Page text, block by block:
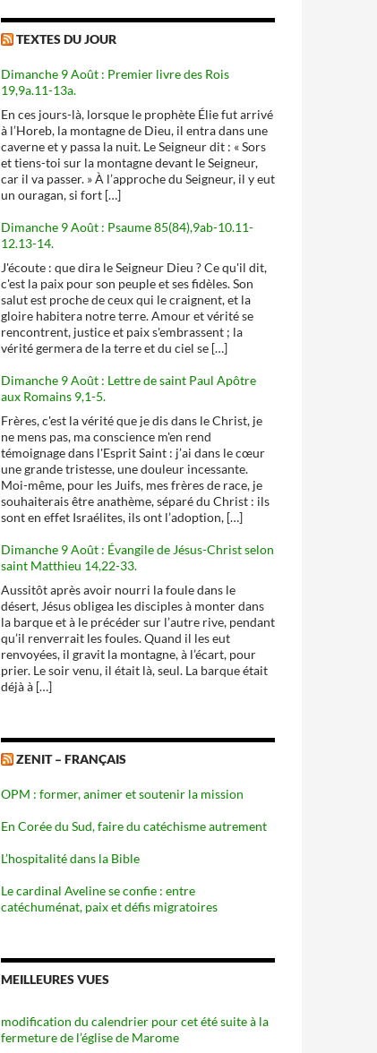
TEXTES DU JOUR
Dimanche 9 Août : Premier livre des Rois
19,9a.11-13a.
En ces jours-là, lorsque le prophète Élie fut arrivé
à l’Horeb, la montagne de Dieu, il entra dans une
caverne et y passa la nuit. Le Seigneur dit : « Sors
et tiens-toi sur la montagne devant le Seigneur,
car il va passer. » À l’approche du Seigneur, il y eut
un ouragan, si fort […]
Dimanche 9 Août : Psaume 85(84),9ab-10.11-
12.13-14.
J'écoute : que dira le Seigneur Dieu ? Ce qu'il dit,
c'est la paix pour son peuple et ses fidèles. Son
salut est proche de ceux qui le craignent, et la
gloire habitera notre terre. Amour et vérité se
rencontrent, justice et paix s'embrassent ; la
vérité germera de la terre et du ciel se […]
Dimanche 9 Août : Lettre de saint Paul Apôtre
aux Romains 9,1-5.
Frères, c'est la vérité que je dis dans le Christ, je
ne mens pas, ma conscience m'en rend
témoignage dans l'Esprit Saint : j’ai dans le cœur
une grande tristesse, une douleur incessante.
Moi-même, pour les Juifs, mes frères de race, je
souhaiterais être anathème, séparé du Christ : ils
sont en effet Israélites, ils ont l’adoption, […]
Dimanche 9 Août : Évangile de Jésus-Christ selon
saint Matthieu 14,22-33.
Aussitôt après avoir nourri la foule dans le
désert, Jésus obligea les disciples à monter dans
la barque et à le précéder sur l’autre rive, pendant
qu’il renverrait les foules. Quand il les eut
renvoyées, il gravit la montagne, à l’écart, pour
prier. Le soir venu, il était là, seul. La barque était
déjà à […]
ZENIT – FRANÇAIS
OPM : former, animer et soutenir la mission
En Corée du Sud, faire du catéchisme autrement
L’hospitalité dans la Bible
Le cardinal Aveline se confie : entre
catéchuménat, paix et défis migratoires
MEILLEURES VUES
modification du calendrier pour cet été suite à la
fermeture de l’église de Marome